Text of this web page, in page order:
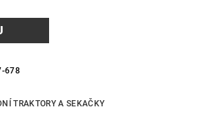
678
TRAKTORY A SEKAČKY